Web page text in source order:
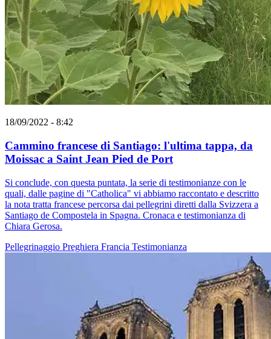
18/09/2022 - 8:42
Cammino francese di Santiago: l'ultima tappa, da
Moissac a Saint Jean Pied de Port
Si conclude, con questa puntata, la serie di testimonianze con le
quali, dalle pagine di "Catholica" vi abbiamo raccontato e descritto
la nota tratta francese percorsa dai pellegrini diretti dalla Svizzera a
Santiago de Compostela in Spagna. Cronaca e testimonianza di
Chiara Gerosa.
Pellegrinaggio Preghiera Francia Testimonianza